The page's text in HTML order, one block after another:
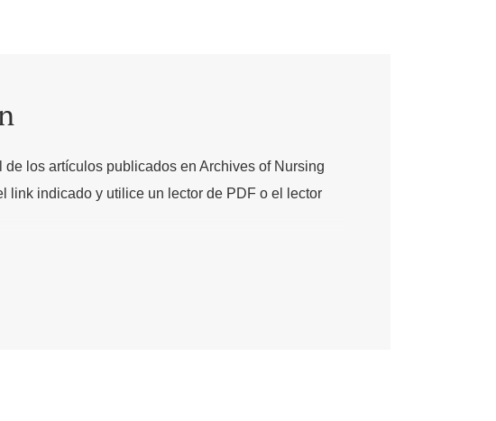
los artículos publicados en Archives of Nursing
link indicado y utilice un lector de PDF o el lector